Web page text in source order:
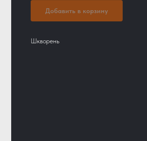
Добавить в корзину
Шкворень